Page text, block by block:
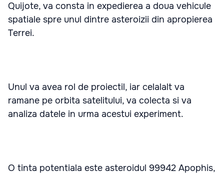
Quijote, va consta in expedierea a doua vehicule
spatiale spre unul dintre asteroizii din apropierea
Terrei.
Unul va avea rol de proiectil, iar celalalt va
ramane pe orbita satelitului, va colecta si va
analiza datele in urma acestui experiment.
O tinta potentiala este asteroidul 99942 Apophis,